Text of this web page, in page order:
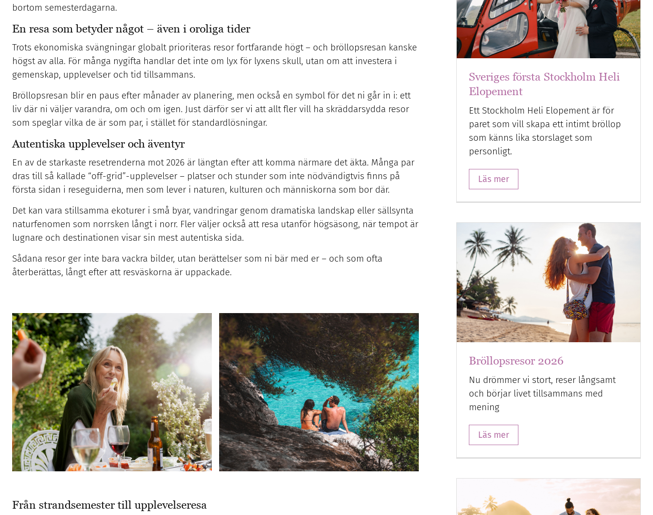
bortom semesterdagarna.
En resa som betyder något – även i oroliga tider
Trots ekonomiska svängningar globalt prioriteras resor fortfarande högt – och bröllopsresan kanske
högst av alla. För många nygifta handlar det inte om lyx för lyxens skull, utan om att investera i
gemenskap, upplevelser och tid tillsammans.
Bröllopsresan blir en paus efter månader av planering, men också en symbol för det ni går in i: ett
liv där ni väljer varandra, om och om igen. Just därför ser vi att allt fler vill ha skräddarsydda resor
som speglar vilka de är som par, i stället för standardlösningar.
Autentiska upplevelser och äventyr
En av de starkaste resetrenderna mot 2026 är längtan efter att komma närmare det äkta. Många par
dras till så kallade “off-grid”-upplevelser – platser och stunder som inte nödvändigtvis finns på
första sidan i reseguiderna, men som lever i naturen, kulturen och människorna som bor där.
Det kan vara stillsamma ekoturer i små byar, vandringar genom dramatiska landskap eller sällsynta
naturfenomen som norrsken långt i norr. Fler väljer också att resa utanför högsäsong, när tempot är
lugnare och destinationen visar sin mest autentiska sida.
Sådana resor ger inte bara vackra bilder, utan berättelser som ni bär med er – och som ofta
återberättas, långt efter att resväskorna är uppackade.
Från strandsemester till upplevelseresa
Sveriges första Stockholm Heli
Elopement
Ett Stockholm Heli Elopement är för
paret som vill skapa ett intimt bröllop
som känns lika storslaget som
personligt.
Läs mer
Bröllopsresor 2026
Nu drömmer vi stort, reser långsamt
och börjar livet tillsammans med
mening
Läs mer